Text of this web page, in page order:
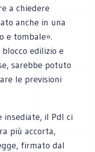
a chiedere
anche in una
e tombale».
edilizio e
sarebbe potuto
le previsioni
insediate, il Pdl ci
più accorta,
firmato dal